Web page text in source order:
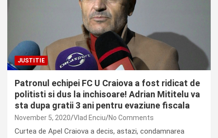
JUSTITIE
Patronul echipei FC U Craiova a fost ridicat de
politisti si dus la inchisoare! Adrian Mititelu va
sta dupa gratii 3 ani pentru evaziune fiscala
November 5, 2020 Vlad Enciu No Comments
Curtea de Apel Craiova a decis, astazi, condamnarea